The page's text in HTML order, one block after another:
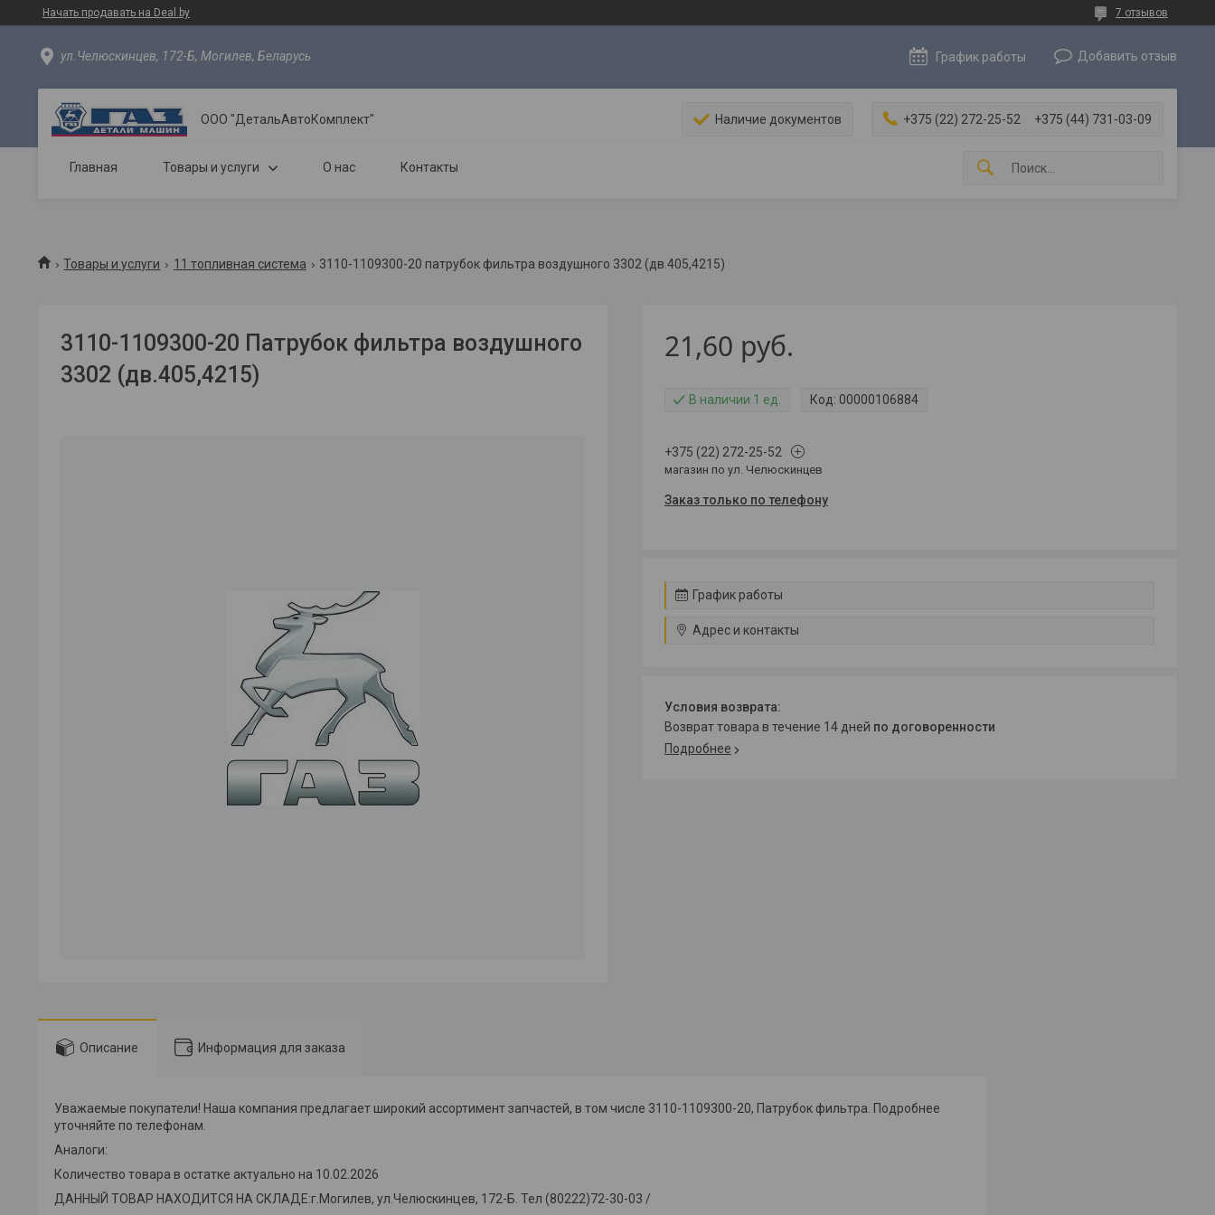
Начать продавать на Deal.by 7 отзывов
ул.Челюскинцев, 172-Б, Могилев, Беларусь График работы Добавить отзыв
ООО "ДетальАвтоКомплект" Наличие документов +375 (22) 272-25-52 +375 (44) 731-03-09
Главная Товары и услуги О нас Контакты
Товары и услуги 11 топливная система 3110-1109300-20 патрубок фильтра воздушного 3302 (дв.405,4215)
3110-1109300-20 Патрубок фильтра воздушного
3302 (дв.405,4215)
21,60 руб.
В наличии 1 ед. Код: 00000106884
+375 (22) 272-25-52
магазин по ул. Челюскинцев
Заказ только по телефону
График работы
Адрес и контакты
возврат товара в течение 14 дней по договоренности
Подробнее
Описание Информация для заказа
Уважаемые покупатели! Наша компания предлагает широкий ассортимент запчастей, в том числе 3110-1109300-20, Патрубок фильтра. Подробнее
уточняйте по телефонам.
Аналоги:
Количество товара в остатке актуально на 10.02.2026
ДАННЫЙ ТОВАР НАХОДИТСЯ НА СКЛАДE:г.Могилев, ул.Челюскинцев, 172-Б. Тел (80222)72-30-03 /